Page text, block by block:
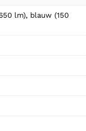
lm), blauw (150